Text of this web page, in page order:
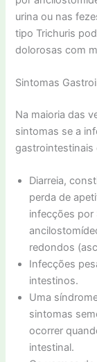
urina ou nas
tipo Trichuris
dolorosas com
Sintomas
Na maioria das
sintomas se a
gastrointestinais
Diarreia,
perda de
infecções por
redondos
Infecções
intestinos.
Uma
sintomas
ocorrer
intestinal.